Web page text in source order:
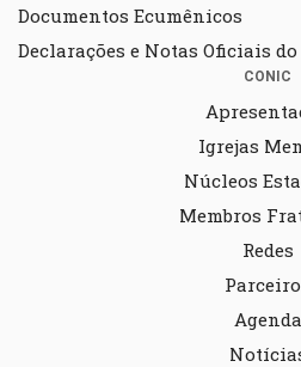
Documentos Ecumênicos
Declarações e Notas Oficiais do
CONIC
Igrejas
Núcleos
Membros
Redes
Agenda